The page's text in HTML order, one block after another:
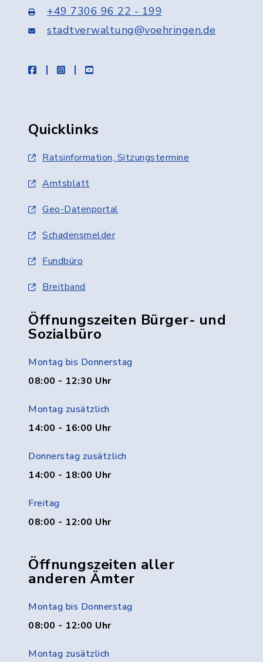
+49 7306 96 22 - 199
stadtverwaltung@voehringen.de
facebookinstagramyoutube
Quicklinks
Ratsinformation, Sitzungstermine
Amtsblatt
Geo-Datenportal
Schadensmelder
Fundbüro
Breitband
Öffnungszeiten Bürger- und
Sozialbüro
Montag bis Donnerstag
08:00 - 12:30 Uhr
Montag zusätzlich
14:00 - 16:00 Uhr
Donnerstag zusätzlich
14:00 - 18:00 Uhr
Freitag
08:00 - 12:00 Uhr
Öffnungszeiten aller
anderen Ämter
Montag bis Donnerstag
08:00 - 12:00 Uhr
Montag zusätzlich